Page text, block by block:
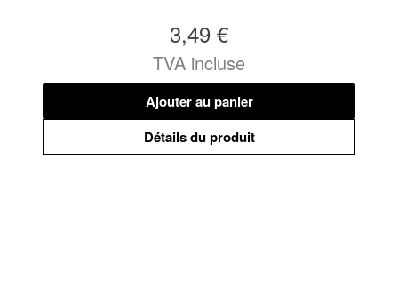
3,49 €
TVA incluse
Ajouter au panier
Détails du produit